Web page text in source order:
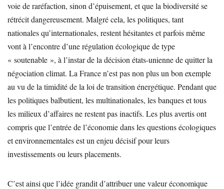
voie de raréfaction, sinon d’épuisement, et que la biodiversité se
rétrécit dangereusement. Malgré cela, les politiques, tant
nationales qu’internationales, restent hésitantes et parfois même
vont à l’encontre d’une régulation écologique de type
« soutenable », à l’instar de la décision états-unienne de quitter la
négociation climat. La France n’est pas non plus un bon exemple
au vu de la timidité de la loi de transition énergétique. Pendant que
les politiques balbutient, les multinationales, les banques et tous
les milieux d’affaires ne restent pas inactifs. Les plus avertis ont
compris que l’entrée de l’économie dans les questions écologiques
et environnementales est un enjeu décisif pour leurs
investissements ou leurs placements.
C’est ainsi que l’idée grandit d’attribuer une valeur économique